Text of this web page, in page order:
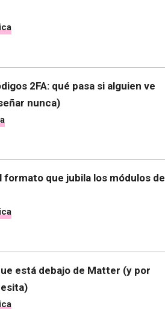
2FA: qué pasa si alguien ve
nunca)
formato que jubila los módulos de
está debajo de Matter (y por